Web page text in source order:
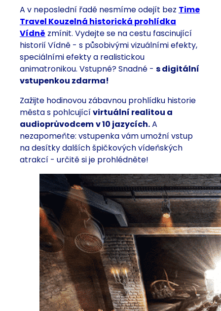
A v neposlední řadě nesmíme odejít bez Time
Travel Kouzelná historická prohlídka
Vídně zmínit. Vydejte se na cestu fascinující
historií Vídně - s působivými vizuálními efekty,
speciálními efekty a realistickou
animatronikou. Vstupné? Snadné - s digitální
vstupenkou zdarma!
Zažijte hodinovou zábavnou prohlídku historie
města s pohlcujícívirtuální realitou a
audioprůvodcemv 10 jazycích.A
nezapomeňte: vstupenka vám umožní vstup
na desítky dalších špičkových vídeňských
atrakcí - určitě si je prohlédněte!